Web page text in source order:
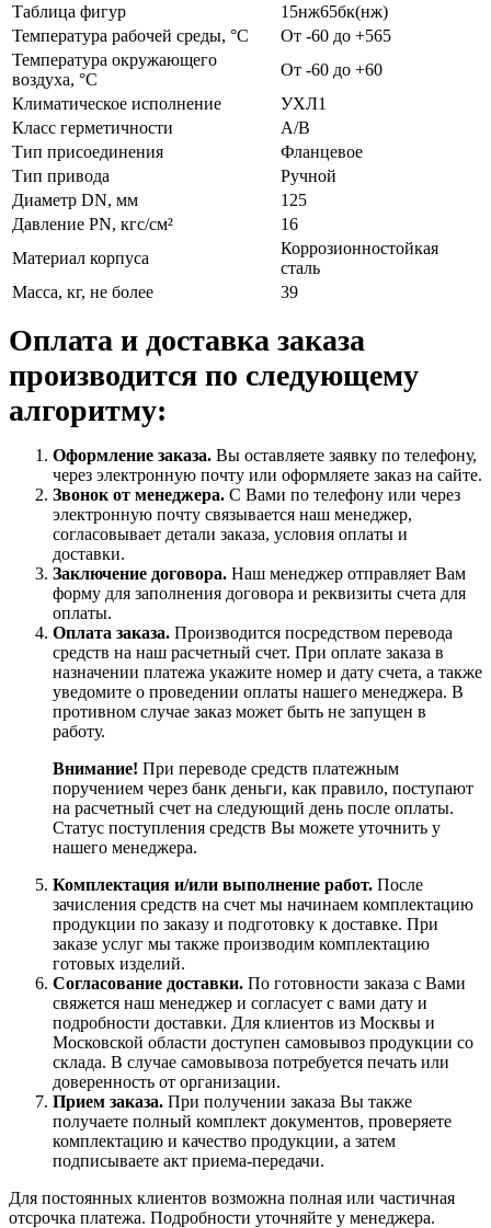
Таблица фигур
15нж65бк(нж)
Температура рабочей среды, °С
От -60 до +565
Температура окружающего
воздуха, °С
От -60 до +60
Климатическое исполнение
УХЛ1
Класс герметичности
A/B
Тип присоединения
Фланцевое
Тип привода
Ручной
Диаметр DN, мм
125
Давление PN, кгс/см²
16
Материал корпуса
Коррозионностойкая
сталь
Масса, кг, не более
39
Оплата и доставка заказа
производится по следующему
алгоритму:
Оформление заказа. Вы оставляете заявку по телефону,
через электронную почту или оформляете заказ на сайте.
Звонок от менеджера. С Вами по телефону или через
электронную почту связывается наш менеджер,
согласовывает детали заказа, условия оплаты и
доставки.
Заключение договора. Наш менеджер отправляет Вам
форму для заполнения договора и реквизиты счета для
оплаты.
Оплата заказа. Производится посредством перевода
средств на наш расчетный счет. При оплате заказа в
назначении платежа укажите номер и дату счета, а также
уведомите о проведении оплаты нашего менеджера. В
противном случае заказ может быть не запущен в
работу.
Внимание! При переводе средств платежным
поручением через банк деньги, как правило, поступают
на расчетный счет на следующий день после оплаты.
Статус поступления средств Вы можете уточнить у
нашего менеджера.
Комплектация и/или выполнение работ. После
зачисления средств на счет мы начинаем комплектацию
продукции по заказу и подготовку к доставке. При
заказе услуг мы также производим комплектацию
готовых изделий.
Согласование доставки. По готовности заказа с Вами
свяжется наш менеджер и согласует с вами дату и
подробности доставки. Для клиентов из Москвы и
Московской области доступен самовывоз продукции со
склада. В случае самовывоза потребуется печать или
доверенность от организации.
Прием заказа. При получении заказа Вы также
получаете полный комплект документов, проверяете
комплектацию и качество продукции, а затем
подписываете акт приема-передачи.
Для постоянных клиентов возможна полная или частичная
отсрочка платежа. Подробности уточняйте у менеджера.